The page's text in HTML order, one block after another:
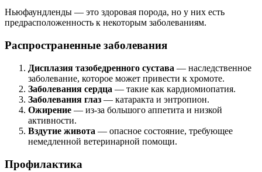
Ньюфаундленды — это здоровая порода, но у них есть
предрасположенность к некоторым заболеваниям.
Распространенные заболевания
Дисплазия тазобедренного сустава — наследственное
заболевание, которое может привести к хромоте.
Заболевания сердца — такие как кардиомиопатия.
Заболевания глаз — катаракта и энтропион.
Ожирение — из-за большого аппетита и низкой
активности.
Вздутие живота — опасное состояние, требующее
немедленной ветеринарной помощи.
Профилактика